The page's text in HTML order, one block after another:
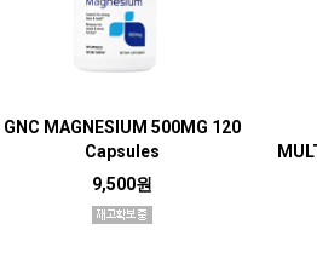
GNC MAGNESIUM 500MG 120
Capsules
9,500원